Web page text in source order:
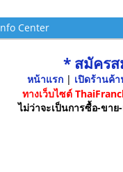
Center
* สมัครส
หน้าแรก| เปิดร้านค้
ทางเว็บไซต์
ไม่ว่าจะเป็นการซื้อ-ขา